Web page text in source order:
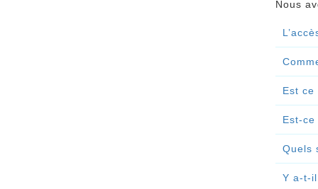
Nous
Est
Est-
Quels
Y a-t-